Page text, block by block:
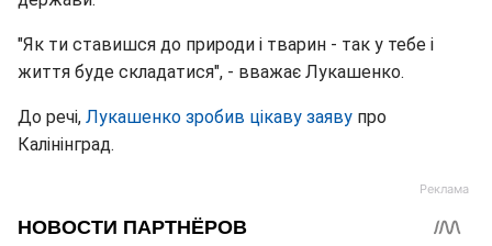
"Як ти ставишся до природи і тварин - так у тебе і
життя буде складатися", - вважає Лукашенко.
До речі, Лукашенко зробив цікаву заяву про
Калінінград.